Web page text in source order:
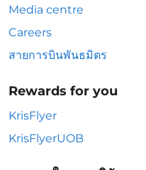
Media centre
Careers
สายการบินพันธมิตร
Rewards for you
KrisFlyer
KrisFlyerUOB